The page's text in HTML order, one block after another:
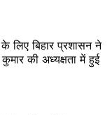
के लिए बिहार प्रशासन ने
की अध्यक्षता में हुई